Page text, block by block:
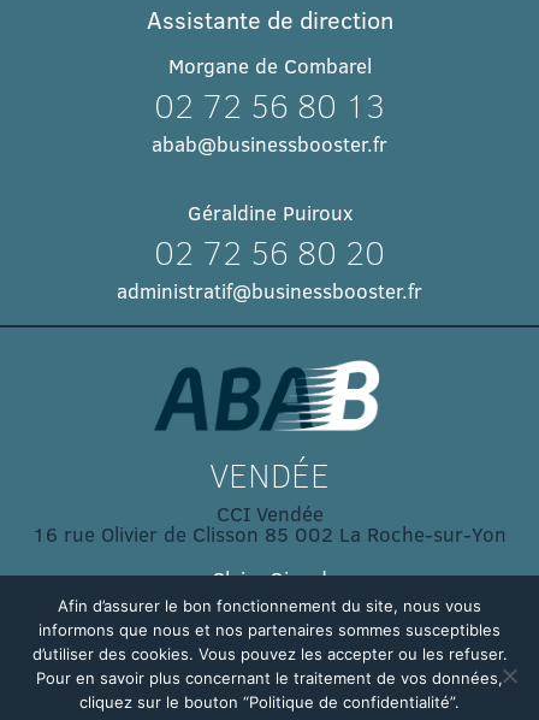
Assistante de direction
Morgane de Combarel
02 72 56 80 13
abab@businessbooster.fr
Géraldine Puiroux
02 72 56 80 20
administratif@businessbooster.fr
VENDÉE
CCI Vendée
16 rue Olivier de Clisson 85 002 La Roche-sur-Yon
Claire Girard
02 51 45 32 03
Claire.GIRARD@vendee.cci.fr
© ABAB - 2024 - Gestion du site :BROGARD Design
Afin d’assurer le bon fonctionnement du site, nous vous
informons que nous et nos partenaires sommes susceptibles
d’utiliser des cookies. Vous pouvez les accepter ou les refuser.
Pour en savoir plus concernant le traitement de vos données,
cliquez sur le bouton “Politique de confidentialité”.